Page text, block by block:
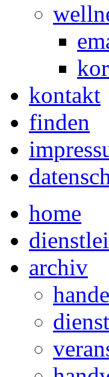
kontakt
finden
home
archiv